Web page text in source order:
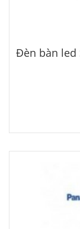
Đèn bàn led